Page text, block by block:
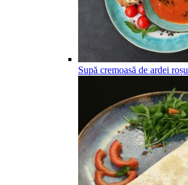
Supă cremoasă de ardei roșu